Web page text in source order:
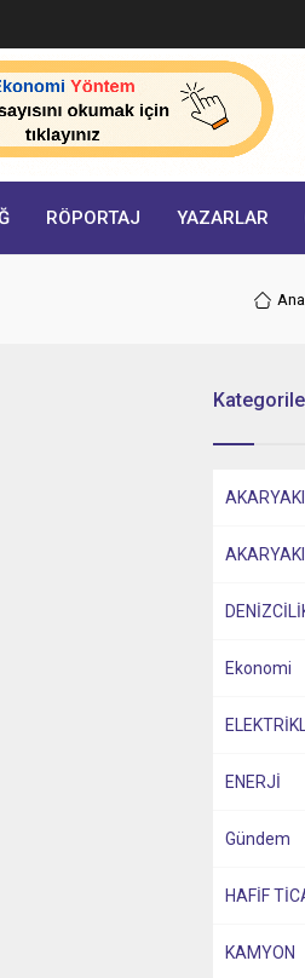
RÖPORTAJ YAZARLAR
Ekonomi
ENERJİ
Gündem
HAFİF
KAMYON